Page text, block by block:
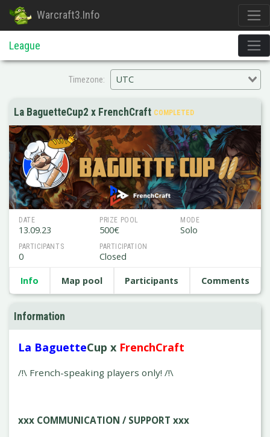
Warcraft3.Info
League
Timezone: UTC
La BaguetteCup2 x FrenchCraft COMPLETED
DATE
13.09.23
PRIZE POOL
500€
MODE
Solo
PARTICIPANTS
0
PARTICIPATION
Closed
Info Map pool Participants Comments
Information
La BaguetteCup x FrenchCraft
/!\ French-speaking players only! /!\
xxx COMMUNICATION / SUPPORT xxx